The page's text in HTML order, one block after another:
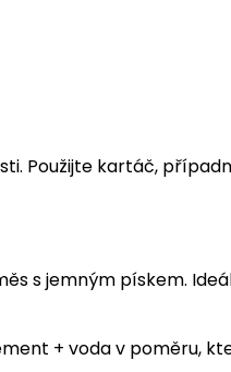
Použijte kartáč,
s jemným pískem.
+ voda v poměru,